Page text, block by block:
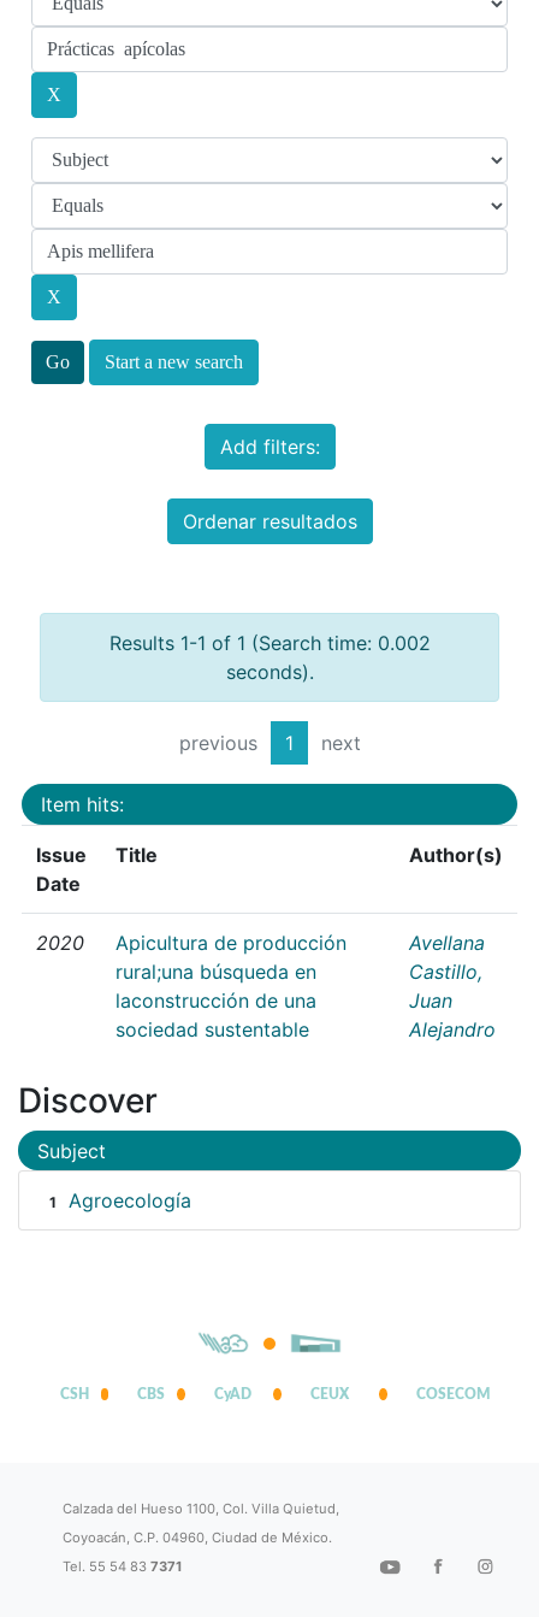
Start a new search
Add filters:
Ordenar resultados
Results 1-1 of 1 (Search time: 0.002
seconds).
previous 1 next
Item hits:
Issue
Date
Title Author(s)
2020
Apicultura de producción
rural;una búsqueda en
laconstrucción de una
sociedad sustentable
Avellana
Castillo,
Juan
Alejandro
Discover
Subject
1 Agroecología
CSH CBS CyAD CEUX COSECOM
Calzada del Hueso 1100, Col. Villa Quietud,
Coyoacán, C.P. 04960, Ciudad de México.
Tel. 55 54 837371